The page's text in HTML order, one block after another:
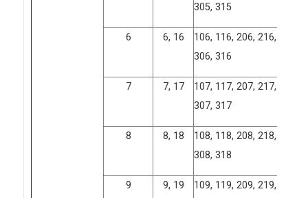
305, 315
6 6, 16
106, 116, 206, 216,
306, 316
7 7, 17
107, 117, 207, 217,
307, 317
8 8, 18
108, 118, 208, 218,
308, 318
9 9, 19
109, 119, 209, 219,